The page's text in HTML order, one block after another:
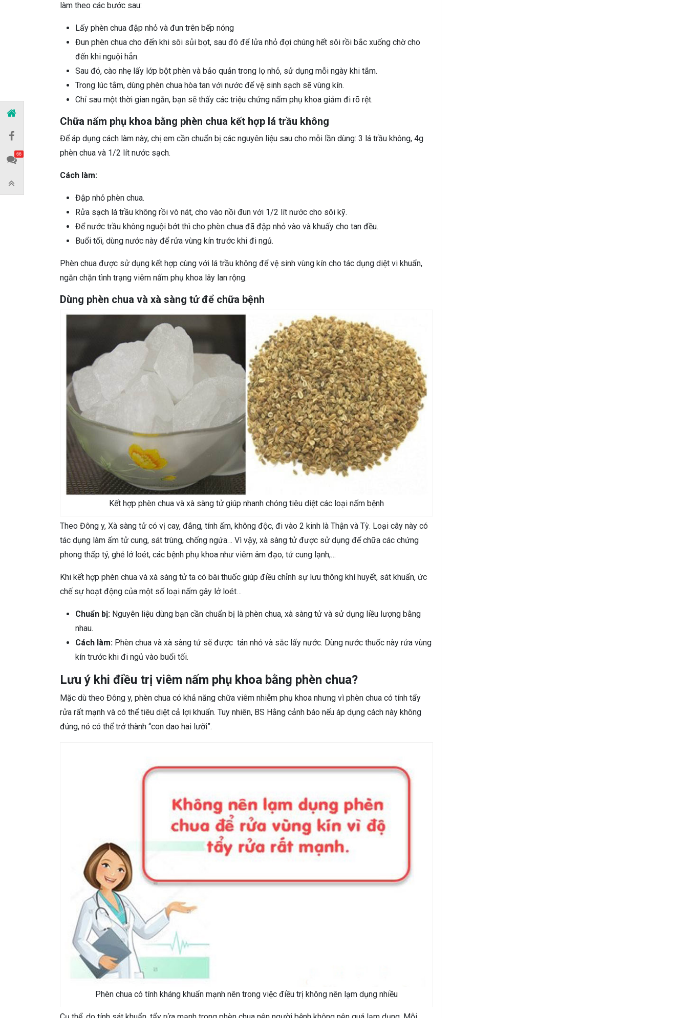
làm theo các bước sau:
Lấy phèn chua đập nhỏ và đun trên bếp nóng
Đun phèn chua cho đến khi sôi sủi bọt, sau đó để lửa nhỏ đợi chúng hết sôi rồi bắc xuống chờ cho
đến khi nguội hẳn.
Sau đó, cào nhẹ lấy lớp bột phèn và bảo quản trong lọ nhỏ, sử dụng mỗi ngày khi tắm.
Trong lúc tắm, dùng phèn chua hòa tan với nước để vệ sinh sạch sẽ vùng kín.
Chỉ sau một thời gian ngắn, bạn sẽ thấy các triệu chứng nấm phụ khoa giảm đi rõ rệt.
Chữa nấm phụ khoa bằng phèn chua kết hợp lá trầu không
Để áp dụng cách làm này, chị em cần chuẩn bị các nguyên liệu sau cho mỗi lần dùng: 3 lá trầu không, 4g
phèn chua và 1/2 lít nước sạch.
Cách làm:
Đập nhỏ phèn chua.
Rửa sạch lá trầu không rồi vò nát, cho vào nồi đun với 1/2 lít nước cho sôi kỹ.
Để nước trầu không nguội bớt thì cho phèn chua đã đập nhỏ vào và khuấy cho tan đều.
Buổi tối, dùng nước này để rửa vùng kín trước khi đi ngủ.
Phèn chua được sử dụng kết hợp cùng với lá trầu không để vệ sinh vùng kín cho tác dụng diệt vi khuẩn,
ngăn chặn tình trạng viêm nấm phụ khoa lây lan rộng.
Dùng phèn chua và xà sàng tử để chữa bệnh
Kết hợp phèn chua và xà sàng tử giúp nhanh chóng tiêu diệt các loại nấm bệnh
Theo Đông y, Xà sàng tử có vị cay, đắng, tính ấm, không độc, đi vào 2 kinh là Thận và Tỳ. Loại cây này có
tác dụng làm ấm tử cung, sát trùng, chống ngứa… Vì vậy, xà sàng tử được sử dụng để chữa các chứng
phong thấp tý, ghẻ lở loét, các bệnh phụ khoa như viêm âm đạo, tử cung lạnh,…
Khi kết hợp phèn chua và xà sàng tử ta có bài thuốc giúp điều chỉnh sự lưu thông khí huyết, sát khuẩn, ức
chế sự hoạt động của một số loại nấm gây lở loét…
Chuẩn bị: Nguyên liệu dùng bạn cần chuẩn bị là phèn chua, xà sàng tử và sử dụng liều lượng bằng
nhau.
Cách làm: Phèn chua và xà sàng tử sẽ được tán nhỏ và sắc lấy nước. Dùng nước thuốc này rửa vùng
kín trước khi đi ngủ vào buổi tối.
Lưu ý khi điều trị viêm nấm phụ khoa bằng phèn chua?
Mặc dù theo Đông y, phèn chua có khả năng chữa viêm nhiễm phụ khoa nhưng vì phèn chua có tính tẩy
rửa rất mạnh và có thể tiêu diệt cả lợi khuẩn. Tuy nhiên, BS Hằng cảnh báo nếu áp dụng cách này không
đúng, nó có thể trở thành “con dao hai lưỡi”.
Phèn chua có tính kháng khuẩn mạnh nên trong việc điều trị không nên lạm dụng nhiều
66